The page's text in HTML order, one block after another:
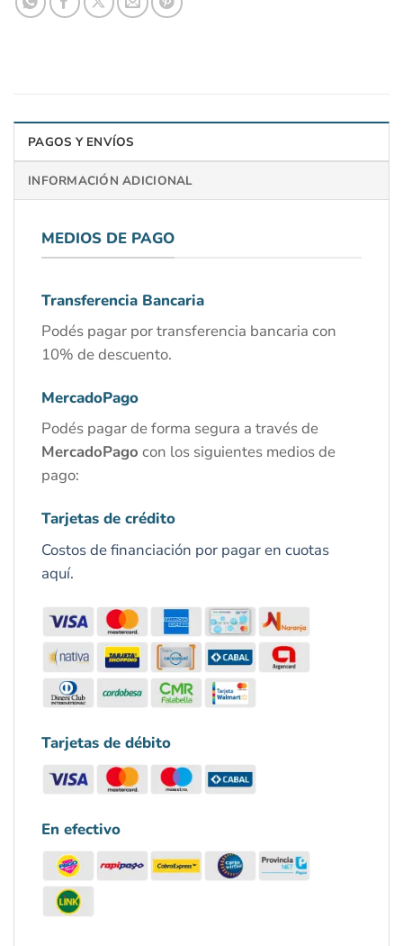
PAGOS Y ENVÍOS
INFORMACIÓN ADICIONAL
MEDIOS DE PAGO
Transferencia Bancaria
Podés pagar por transferencia bancaria con
10% de descuento.
MercadoPago
Podés pagar de forma segura a través de
MercadoPago con los siguientes medios de
pago:
Tarjetas de crédito
Costos de financiación por pagar en cuotas
aquí.
Tarjetas de débito
En efectivo